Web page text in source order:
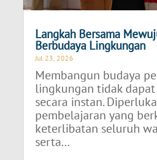
Langkah Bersama
Berbudaya Lingkungan
Jul 23, 2026
Membangun budaya
lingkungan tidak
secara instan.
pembelajaran yang
keterlibatan seluruh
serta...